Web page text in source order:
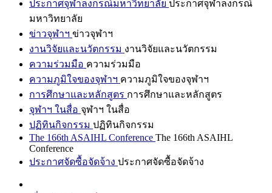
ประกาศจุฬาลงกรณ์มหาวิทยาลัย ประกาศจุฬาลงกรณ์
มหาวิทยาลัย
ข่าวจุฬาฯ ข่าวจุฬาฯ
งานวิจัยและนวัตกรรม งานวิจัยและนวัตกรรม
ความร่วมมือ ความร่วมมือ
ความภูมิใจของจุฬาฯ ความภูมิใจของจุฬาฯ
การศึกษาและหลักสูตร การศึกษาและหลักสูตร
จุฬาฯ ในสื่อ จุฬาฯ ในสื่อ
ปฏิทินกิจกรรม ปฏิทินกิจกรรม
The 166th ASAIHL Conference The 166th ASAIHL
Conference
ประกาศจัดซื้อจัดจ้าง ประกาศจัดซื้อจัดจ้าง